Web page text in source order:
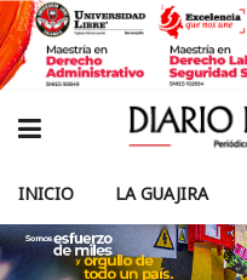
INICIO LA GUAJIRA